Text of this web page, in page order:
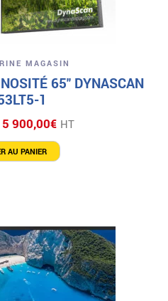
MAGASIN
65″ DYNASCAN
1
Le
prix
initial
5 900,00€Le
prix
actuel
HT
AU PANIER